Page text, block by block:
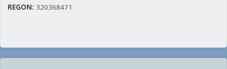
REGON: 320368471